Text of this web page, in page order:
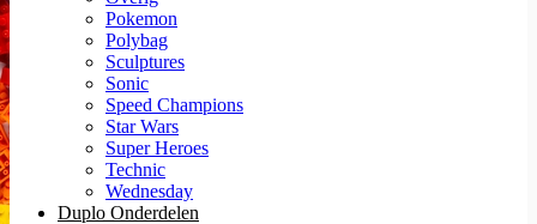
Pokemon
Polybag
Sculptures
Sonic
Speed Champions
Star Wars
Super Heroes
Technic
Wednesday
Duplo Onderdelen